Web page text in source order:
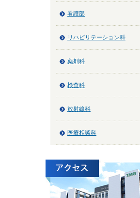
看護部
リハビリテーション科
薬剤科
検査科
放射線科
医療相談科